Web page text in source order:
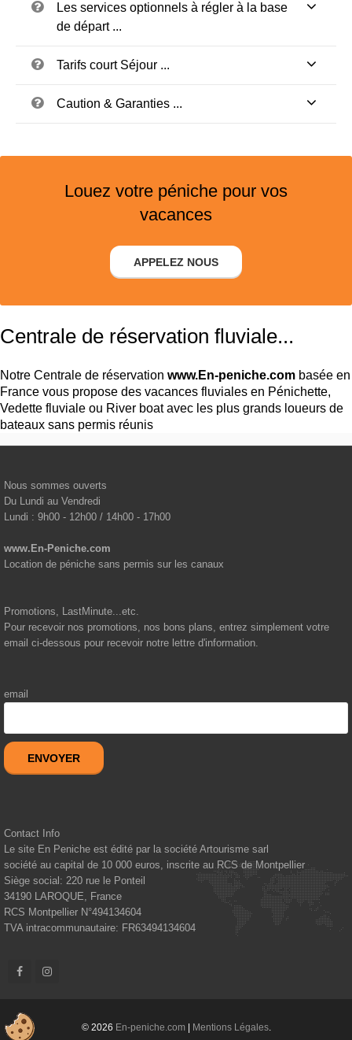
Les services optionnels à régler à la base
de départ ...
Tarifs court Séjour ...
Caution & Garanties ...
Louez votre péniche pour vos
vacances
APPELEZ NOUS
Centrale de réservation fluviale...
Notre Centrale de réservation www.En-peniche.com basée en
France vous propose des vacances fluviales en Pénichette,
Vedette fluviale ou River boat avec les plus grands loueurs de
bateaux sans permis réunis
Nous sommes ouverts
Du Lundi au Vendredi
Lundi : 9h00 - 12h00 / 14h00 - 17h00
www.En-Peniche.com
Location de péniche sans permis sur les canaux
Promotions, LastMinute...etc.
Pour recevoir nos promotions, nos bons plans, entrez simplement votre
email ci-dessous pour recevoir notre lettre d'information.
email
ENVOYER
Contact Info
Le site En Peniche est édité par la société Artourisme sarl
société au capital de 10 000 euros, inscrite au RCS de Montpellier
Siège social: 220 rue le Ponteil
34190 LAROQUE, France
RCS Montpellier N°494134604
TVA intracommunautaire: FR63494134604
© 2026 En-peniche.com| Mentions Légales.